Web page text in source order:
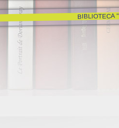
BIBLIOTECA